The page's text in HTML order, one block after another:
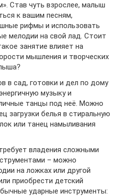
Став чуть взрослее, малыш
к вашим песням,
рифмы и использовать
мелодии на свой лад. Стоит
занятие влияет на
мышления и творческих
в сад, готовки и дел по дому
музыку и
танцы под неё. Можно
загрузки белья в стиральную
или танец намыливания
владения сложными
– можно
на ложках или другой
приобрести детский
ударные инструменты: